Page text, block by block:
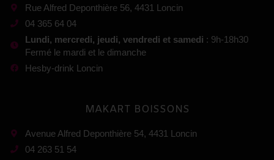
Rue Alfred Deponthière 56, 4431 Loncin
04 365 64 04
Lundi, mercredi, jeudi, vendredi et samedi : 9h-18h30
Fermé le mardi et le dimanche
Hesby-drink Loncin
MAKART BOISSONS
Avenue Alfred Deponthière 54, 4431 Loncin
04 263 51 54